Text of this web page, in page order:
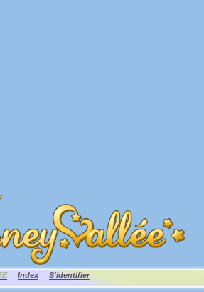
Index S'identifier